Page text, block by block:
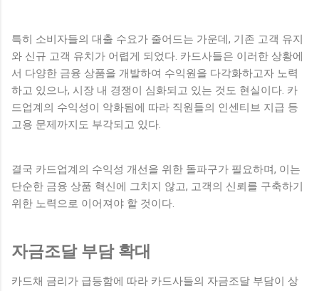
특히 소비자들의 대출 수요가 줄어드는 가운데, 기존 고객 유지
와 신규 고객 유치가 어렵게 되었다. 카드사들은 이러한 상황에
서 다양한 금융 상품을 개발하여 수익원을 다각화하고자 노력
하고 있으나, 시장 내 경쟁이 심화되고 있는 것도 현실이다. 카
드업계의 수익성이 악화됨에 따라 직원들의 인센티브 지급 등
고용 문제까지도 부각되고 있다.
결국 카드업계의 수익성 개선을 위한 돌파구가 필요하며, 이는
단순한 금융 상품 혁신에 그치지 않고, 고객의 신뢰를 구축하기
위한 노력으로 이어져야 할 것이다.
자금조달 부담 확대
카드채 금리가 급등함에 따라 카드사들의 자금조달 부담이 상